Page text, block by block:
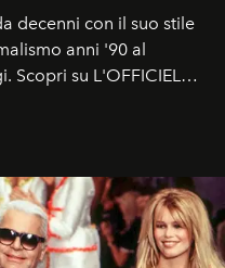
decenni con il suo stile
anni '90 al
Scopri su L'OFFICIEL